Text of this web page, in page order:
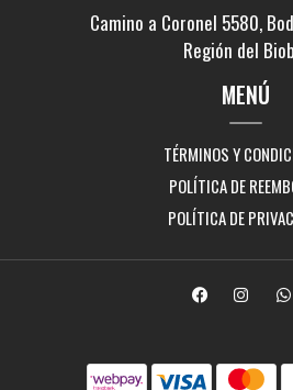
Camino a Coronel 5580,
Región del
MENÚ
TÉRMINOS Y
POLÍTICA DE
POLÍTICA DE